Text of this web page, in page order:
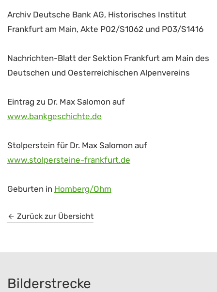
Archiv Deutsche Bank AG, Historisches Institut
Frankfurt am Main, Akte P02/S1062 und P03/S1416
Nachrichten-Blatt der Sektion Frankfurt am Main des
Deutschen und Oesterreichischen Alpenvereins
Eintrag zu Dr. Max Salomon auf
www.bankgeschichte.de
Stolperstein für Dr. Max Salomon auf
www.stolpersteine-frankfurt.de
Geburten in Homberg/Ohm
Zurück zur Übersicht
Bilderstrecke